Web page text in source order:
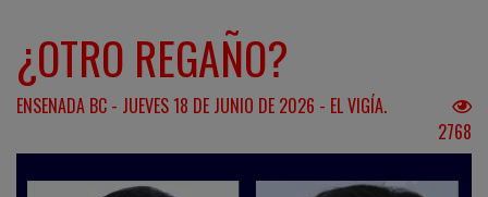
¿OTRO REGAÑO?
ENSENADA BC - JUEVES 18 DE JUNIO DE 2026 - EL VIGÍA.
2768